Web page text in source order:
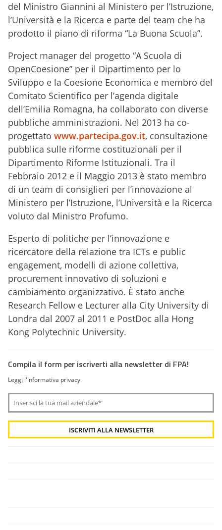
del Ministro Giannini al Ministero per l’Istruzione,
l’Università e la Ricerca e parte del team che ha
prodotto il piano di riforma “La Buona Scuola”.
Project manager del progetto “A Scuola di
OpenCoesione” per il Dipartimento per lo
Sviluppo e la Coesione Economica e membro del
Comitato Scientifico per l’agenda digitale
dell’Emilia Romagna, ha collaborato con diverse
pubbliche amministrazioni. Nel 2013 ha co-
progettato www.partecipa.gov.it, consultazione
pubblica sulle riforme costituzionali per il
Dipartimento Riforme Istituzionali. Tra il
Febbraio 2012 e il Maggio 2013 è stato membro
di un team di consiglieri per l’innovazione al
Ministero per l’Istruzione, l’Università e la Ricerca
voluto dal Ministro Profumo.
Esperto di politiche per l’innovazione e
ricercatore della relazione tra ICTs e public
engagement, modelli di azione collettiva,
procurement innovativo di soluzioni e
cambiamento organizzativo. È stato anche
Research Fellow e Lecturer alla City University di
Londra dal 2007 al 2011 e PostDoc alla Hong
Kong Polytechnic University.
Compila il form per iscriverti alla newsletter di FPA!
Leggi l'informativa privacy